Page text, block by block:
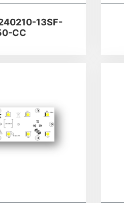
13SF-
CC